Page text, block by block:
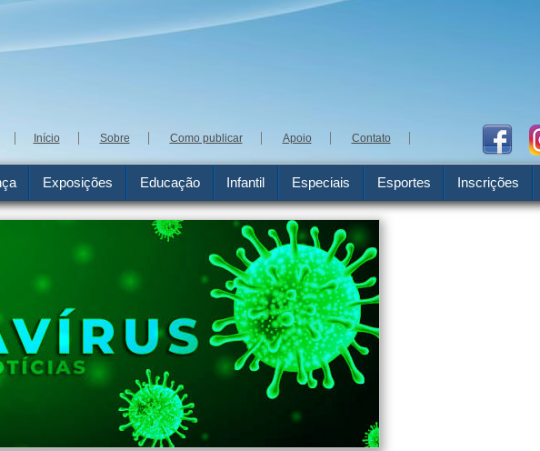
Início Sobre Como publicar Apoio Contato
Exposições Educação Infantil Especiais Esportes Inscrições